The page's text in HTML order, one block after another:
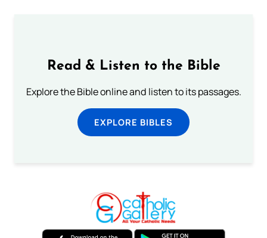
Read & Listen to the Bible
Explore the Bible online and listen to its passages.
EXPLORE BIBLES